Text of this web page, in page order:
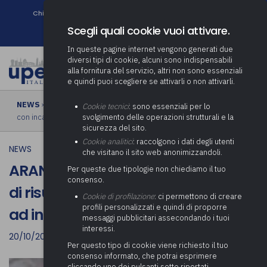
Chi siamo
Newsletter
NEWS › ARAN: Erogazione della retribuzione di risultato ai dirigenti
con incarico ad interim
NEWS
ARAN: Erogazione della retribuzione
di risultato ai dirigenti con incarico
ad interim
20/10/2022
Scegli quali cookie vuoi attivare.
In queste pagine internet vengono generati due
diversi tipi di cookie, alcuni sono indispensabili
alla fornitura del servizio, altri non sono essenziali
e quindi puoi scegliere se attivarli o non attivarli.
Cookie tecnici: sono essenziali per lo
svolgimento delle operazioni strutturali e la
sicurezza del sito.
Cookie analitici: raccolgono i dati degli utenti
che visitano il sito web anonimizzandoli.
Per queste due tipologie non chiediamo il tuo
consenso.
Cookie di profilazione: ci permettono di creare
profili personalizzati e quindi di proporre
messaggi pubblicitari assecondando i tuoi
interessi.
Per questo tipo di cookie viene richiesto il tuo
consenso informato, che potrai esprimere